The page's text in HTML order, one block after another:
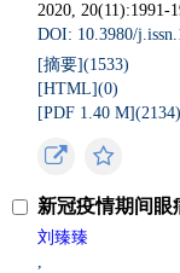
2020, 20(11):1991-
DOI: 10.3980/
[摘要](1533)
[HTML](0)
[PDF 1.40 M](2134)
新冠疫情期间
刘臻臻
,